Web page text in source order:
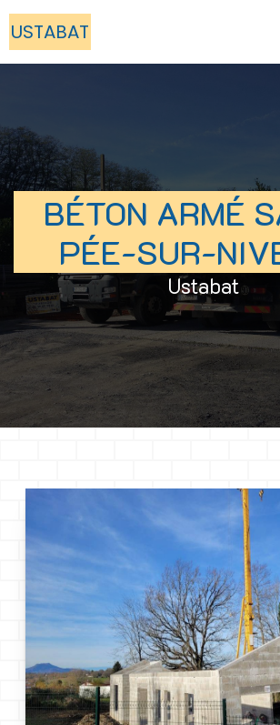
USTABAT
BÉTON ARMÉ
PÉE-SUR-
Ustabat
Panneau de gestion des cookies